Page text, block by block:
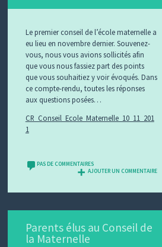
Le premier conseil de l’école maternelle a
eu lieu en novembre dernier. Souvenez-
vous, nous vous avions sollicités afin
que vous nous fassiez part des points
que vous souhaitiez y voir évoqués. Dans
ce compte-rendu, toutes les réponses
aux questions posées…
CR_Conseil_Ecole_Maternelle_10_11_201
1
PAS DE COMMENTAIRES
AJOUTER UN COMMENTAIRE
Parents élus au Conseil de
la Maternelle